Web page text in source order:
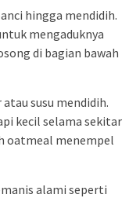
hingga mendidih.
mengaduknya
di bagian bawah
susu mendidih.
kecil selama sekitar
oatmeal menempel
alami seperti